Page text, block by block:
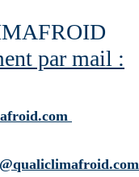
par mail :
moc.diorfamilcilauq